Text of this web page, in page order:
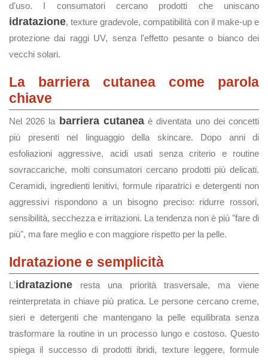
d'uso. I consumatori cercano prodotti che uniscano
idratazione, texture gradevole, compatibilità con il make-up e
protezione dai raggi UV, senza l'effetto pesante o bianco dei
vecchi solari.
La barriera cutanea come parola
chiave
Nel 2026 la barriera cutaneaè diventata uno dei concetti
più presenti nel linguaggio della skincare. Dopo anni di
esfoliazioni aggressive, acidi usati senza criterio e routine
sovraccariche, molti consumatori cercano prodotti più delicati.
Ceramidi, ingredienti lenitivi, formule riparatrici e detergenti non
aggressivi rispondono a un bisogno preciso: ridurre rossori,
sensibilità, secchezza e irritazioni. La tendenza non è più "fare di
più", ma fare meglio e con maggiore rispetto per la pelle.
Idratazione e semplicità
L'idratazione resta una priorità trasversale, ma viene
reinterpretata in chiave più pratica. Le persone cercano creme,
sieri e detergenti che mantengano la pelle equilibrata senza
trasformare la routine in un processo lungo e costoso. Questo
spiega il successo di prodotti ibridi, texture leggere, formule